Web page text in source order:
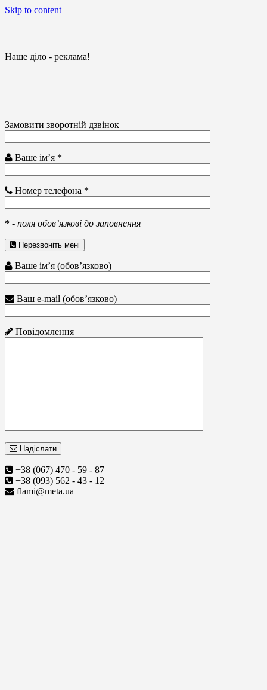
Skip to content
Наше діло - реклама!
Замовити зворотній дзвінок
Ваше ім’я *
Номер телефона *
* - поля обов’язкові до заповнення
Перезвоніть мені
Ваше ім’я (обов’язково)
Ваш e-mail (обов’язково)
Повідомлення
Надіслати
+38 (067) 470 - 59 - 87
+38 (093) 562 - 43 - 12
flami@meta.ua